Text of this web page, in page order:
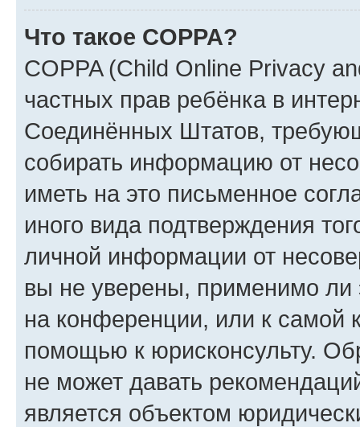
Что такое COPPA?
COPPA (Child Online Privacy
частных прав ребёнка в
Соединённых Штатов,
собирать информацию от
иметь на это письменное
иного вида подтверждения
личной информации от
вы не уверены, применимо ли
на конференции, или к самой
помощью к юрисконсульту.
не может давать
является объектом